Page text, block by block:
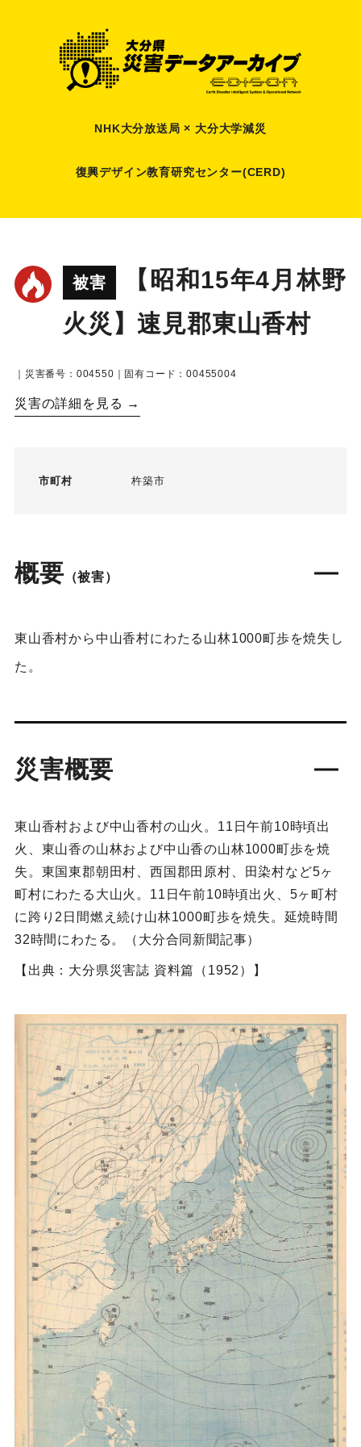
NHK大分放送局 × 大分大学減災
復興デザイン教育研究センター(CERD)
被害
【昭和15年4月林野
火災】速見郡東山香村
｜災害番号：004550｜固有コード：00455004
災害の詳細を見る →
市町村 杵築市
概要 （被害）
東山香村から中山香村にわたる山林1000町歩を焼失し
た。
災害概要
東山香村および中山香村の山火。11日午前10時頃出
火、東山香の山林および中山香の山林1000町歩を焼
失。東国東郡朝田村、西国郡田原村、田染村など5ヶ
町村にわたる大山火。11日午前10時頃出火、5ヶ町村
に跨り2日間燃え続け山林1000町歩を焼失。延焼時間
32時間にわたる。（大分合同新聞記事）
【出典：大分県災害誌 資料篇（1952）】